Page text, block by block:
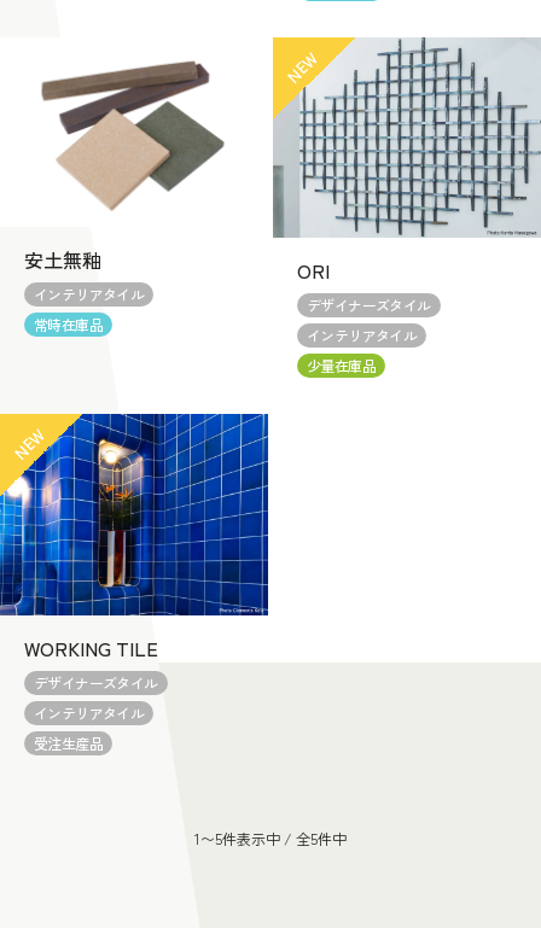
安土無釉
インテリアタイル
常時在庫品
ORI
デザイナーズタイル
インテリアタイル
少量在庫品
WORKING TILE
デザイナーズタイル
インテリアタイル
受注生産品
1〜5件表示中 / 全5件中